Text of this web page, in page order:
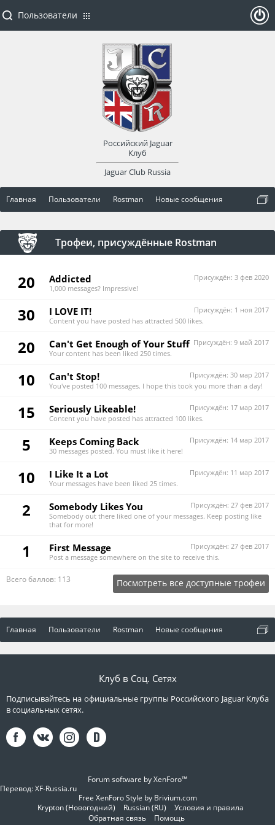
Главная Пользователи Rostman Новые сообщения
Трофеи, присуждённые Rostman
20 Присуждён: 3 фев 2020
Addicted
1,000 messages? Impressive!
30 Присуждён: 1 ноя 2017
I LOVE IT!
Content you have posted has attracted 500 likes.
20 Присуждён: 9 май 2017
Can't Get Enough of Your Stuff
Your content has been liked 250 times.
10 Присуждён: 30 мар 2017
Can't Stop!
You've posted 100 messages. I hope this took you more than a day!
15 Присуждён: 17 мар 2017
Seriously Likeable!
Content you have posted has attracted 100 likes.
5 Присуждён: 14 мар 2017
Keeps Coming Back
30 messages posted. You must like it here!
10 Присуждён: 11 мар 2017
I Like It a Lot
Your messages have been liked 25 times.
2 Присуждён: 27 фев 2017
Somebody Likes You
Somebody out there liked one of your messages. Keep posting like
that for more!
1 Присуждён: 27 фев 2017
First Message
Post a message somewhere on the site to receive this.
Всего баллов: 113 Посмотреть все доступные трофеи
Главная Пользователи Rostman Новые сообщения
Пользователи
Российский Jaguar
Клуб
Jaguar Club Russia
оват
Клуб в Соц. Сетях
Подписывайтесь на официальные группы Российского Jaguar Клуба
в социальных сетях.
Forum software by XenForo™
Перевод:XF-Russia.ru
Free XenForo Style by Brivium.com
Krypton (Новогодний)
Russian (RU)
Условия и правила
Обратная связь
Помощь